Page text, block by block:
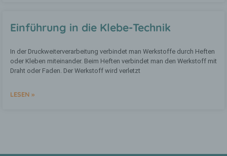
Einführung in die Klebe-Technik
In der Druckweiterverarbeitung verbindet man Werkstoffe durch Heften
oder Kleben miteinander. Beim Heften verbindet man den Werkstoff mit
Draht oder Faden. Der Werkstoff wird verletzt
LESEN »
verarbeitet werden.
c) Verarbeitung